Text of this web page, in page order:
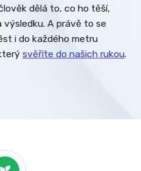
dělá to, co ho těší,
A právě to se
i do každého metru
svěříte do našich rukou.